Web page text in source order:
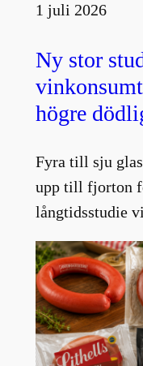
1 juli 2026
Ny stor
högre
Fyra till sju
upp till fjorton
långtidsstudie